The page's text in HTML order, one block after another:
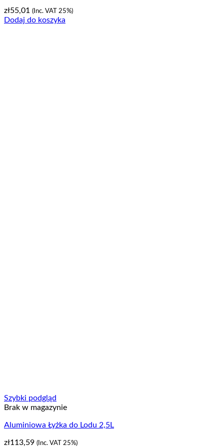
zł55,01 (Inc. VAT 25%)
Dodaj do koszyka
Szybki podgląd
Brak w magazynie
Aluminiowa Łyżka do Lodu 2,5L
zł113,59 (Inc. VAT 25%)